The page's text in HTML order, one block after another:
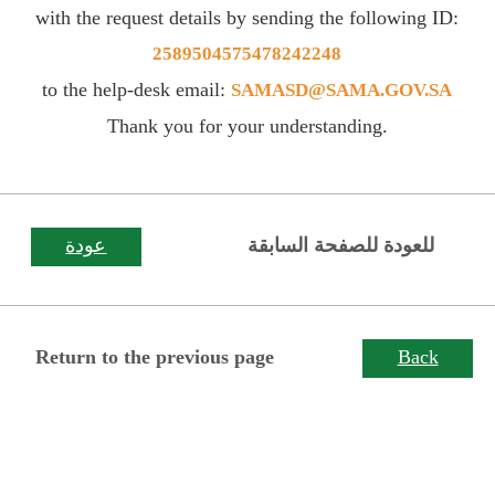
with the request details by sending the following ID:
2589504575478242248
to the help-desk email: SAMASD@SAMA.GOV.SA
Thank you for your understanding.
Return to the previous page Back
للعودة للصفحة السابقة عودة